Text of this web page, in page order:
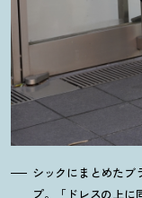
シックにまとめたブ
プ。「ドレスの上に